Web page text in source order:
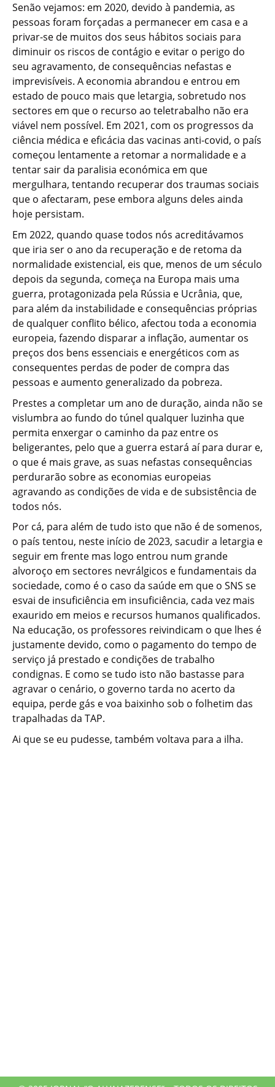
Senão vejamos: em 2020, devido à pandemia, as
pessoas foram forçadas a permanecer em casa e a
privar-se de muitos dos seus hábitos sociais para
diminuir os riscos de contágio e evitar o perigo do
seu agravamento, de consequências nefastas e
imprevisíveis. A economia abrandou e entrou em
estado de pouco mais que letargia, sobretudo nos
sectores em que o recurso ao teletrabalho não era
viável nem possível. Em 2021, com os progressos da
ciência médica e eficácia das vacinas anti-covid, o país
começou lentamente a retomar a normalidade e a
tentar sair da paralisia económica em que
mergulhara, tentando recuperar dos traumas sociais
que o afectaram, pese embora alguns deles ainda
hoje persistam.
Em 2022, quando quase todos nós acreditávamos
que iria ser o ano da recuperação e de retoma da
normalidade existencial, eis que, menos de um século
depois da segunda, começa na Europa mais uma
guerra, protagonizada pela Rússia e Ucrânia, que,
para além da instabilidade e consequências próprias
de qualquer conflito bélico, afectou toda a economia
europeia, fazendo disparar a inflação, aumentar os
preços dos bens essenciais e energéticos com as
consequentes perdas de poder de compra das
pessoas e aumento generalizado da pobreza.
Prestes a completar um ano de duração, ainda não se
vislumbra ao fundo do túnel qualquer luzinha que
permita enxergar o caminho da paz entre os
beligerantes, pelo que a guerra estará aí para durar e,
o que é mais grave, as suas nefastas consequências
perdurarão sobre as economias europeias
agravando as condições de vida e de subsistência de
todos nós.
Por cá, para além de tudo isto que não é de somenos,
o país tentou, neste início de 2023, sacudir a letargia e
seguir em frente mas logo entrou num grande
alvoroço em sectores nevrálgicos e fundamentais da
sociedade, como é o caso da saúde em que o SNS se
esvai de insuficiência em insuficiência, cada vez mais
exaurido em meios e recursos humanos qualificados.
Na educação, os professores reivindicam o que lhes é
justamente devido, como o pagamento do tempo de
serviço já prestado e condições de trabalho
condignas. E como se tudo isto não bastasse para
agravar o cenário, o governo tarda no acerto da
equipa, perde gás e voa baixinho sob o folhetim das
trapalhadas da TAP.
Ai que se eu pudesse, também voltava para a ilha.